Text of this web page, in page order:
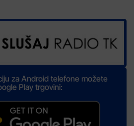
za Android telefone možete
Play trgovini: